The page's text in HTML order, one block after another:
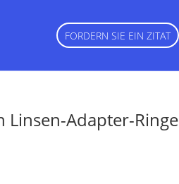
FORDERN SIE EIN ZITAT
Linsen-Adapter-Ringe